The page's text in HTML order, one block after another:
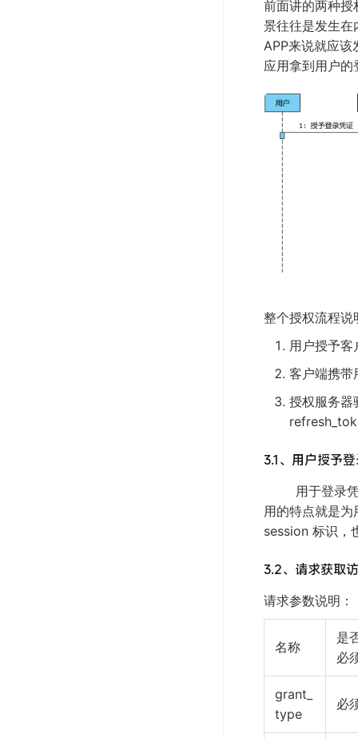
前面讲的两种授
景往往是发生在
APP来说就应该
应用拿到用户
整个授权流程说
用户授予
客户端携
授权服务器
3.1、用户授予
用于登录凭证
用的特点就是
session 标识，
3.2、请求获取
请求参数说明：
名称
是
必
grant_
type
必